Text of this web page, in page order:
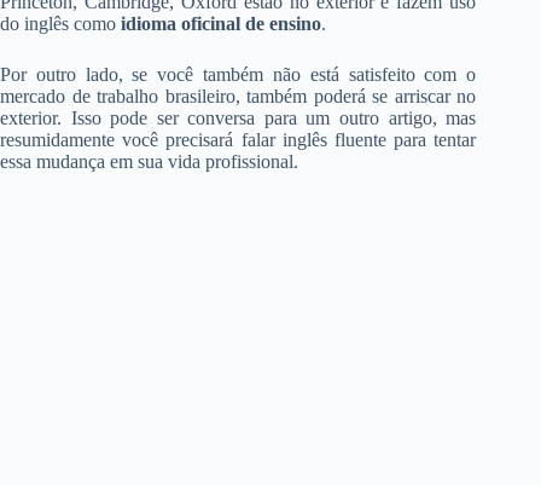
do inglês como idioma oficinal de ensino.
Por outro lado, se você também não está satisfeito com o
mercado de trabalho brasileiro, também poderá se arriscar no
exterior. Isso pode ser conversa para um outro artigo, mas
resumidamente você precisará falar inglês fluente para tentar
essa mudança em sua vida profissional.